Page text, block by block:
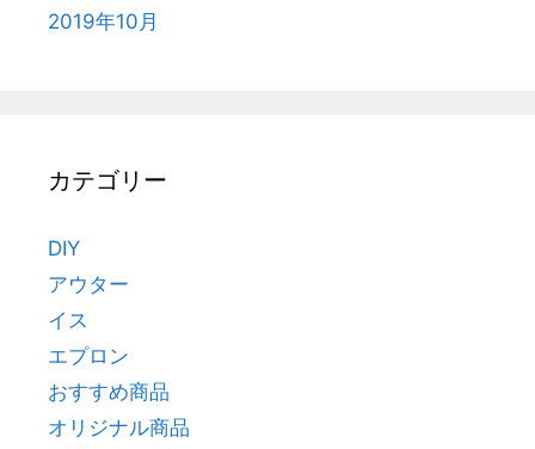
2019年10月
カテゴリー
DIY
アウター
イス
エプロン
おすすめ商品
オリジナル商品